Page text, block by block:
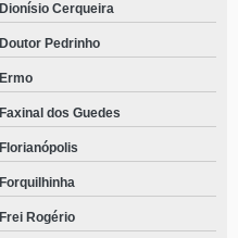
Dionísio Cerqueira
Doutor Pedrinho
Ermo
Faxinal dos Guedes
Florianópolis
Forquilhinha
Frei Rogério